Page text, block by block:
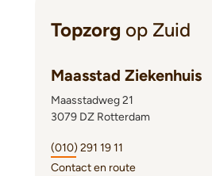
Topzorg op Zuid
Maasstad Ziekenhuis
Maasstadweg 21
3079 DZ Rotterdam
(010) 291 19 11
Contact en route